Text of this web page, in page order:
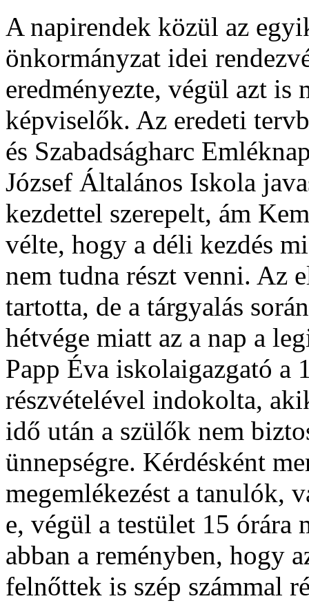
A napirendek közül az
önkormányzat idei
eredményezte, végül azt is
képviselők. Az eredeti
és Szabadságharc
József Általános Iskola
kezdettel szerepelt, ám
vélte, hogy a déli kezdés
nem tudna részt venni. Az
tartotta, de a tárgyalás
hétvége miatt az a nap a
Papp Éva iskolaigazgató a
részvételével indokolta,
idő után a szülők nem
ünnepségre. Kérdésként
megemlékezést a tanulók,
e, végül a testület 15 órára
abban a reményben, hogy
felnőttek is szép számmal